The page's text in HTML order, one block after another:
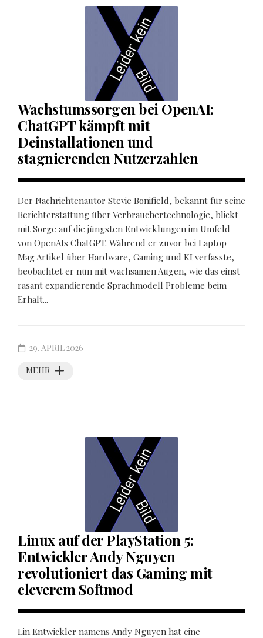
Wachstumssorgen bei OpenAI:
ChatGPT kämpft mit
Deinstallationen und
stagnierenden Nutzerzahlen
Der Nachrichtenautor Stevie Bonifield, bekannt für seine
Berichterstattung über Verbrauchertechnologie, blickt
mit Sorge auf die jüngsten Entwicklungen im Umfeld
von OpenAIs ChatGPT. Während er zuvor bei Laptop
Mag Artikel über Hardware, Gaming und KI verfasste,
beobachtet er nun mit wachsamen Augen, wie das einst
rasant expandierende Sprachmodell Probleme beim
Erhalt...
MEHR
29. APRIL 2026
Linux auf der PlayStation 5:
Entwickler Andy Nguyen
revolutioniert das Gaming mit
cleverem Softmod
Ein Entwickler namens Andy Nguyen hat eine